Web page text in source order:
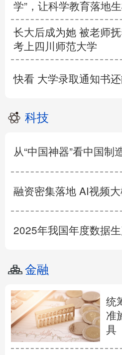
学”，让科学教育落地
长大后成为她 被老师
考上四川师范大学
快看 大学录取通知书
科技
从“中国神器”看中国制
融资密集落地 AI视频
2025年我国年度数据
金融
统
准
具